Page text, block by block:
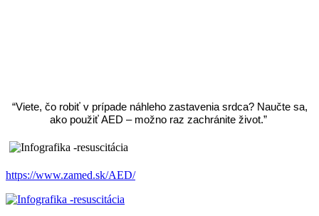
“Viete, čo robiť v prípade náhleho zastavenia srdca? Naučte sa,
ako použiť AED – možno raz zachránite život.”
https://www.zamed.sk/AED/